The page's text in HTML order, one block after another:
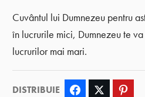
Cuvântul lui Dumnezeu pentru
în lucrurile mici, Dumnezeu te
lucrurilor mai mari.
DISTRIBUIE Facebook Twitter